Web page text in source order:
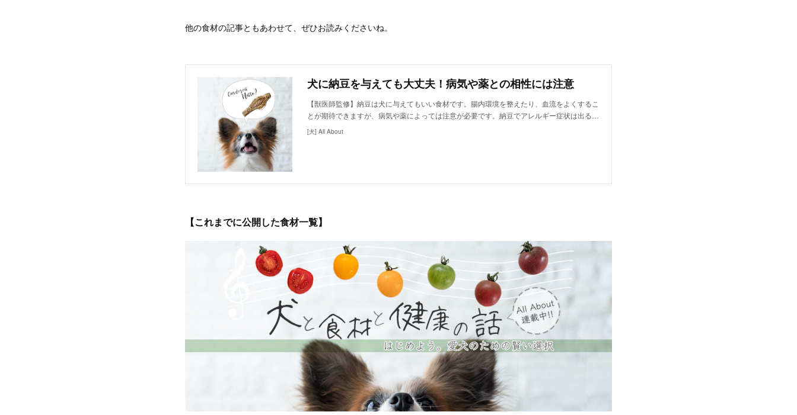
他の食材の記事ともあわせて、ぜひお読みくださいね。
犬に納豆を与えても大丈夫！病気や薬との相性には注意
【獣医師監修】納豆は犬に与えてもいい食材です。腸内環境を整えたり、血流をよくするこ
とが期待できますが、病気や薬によっては注意が必要です。納豆でアレルギー症状は出る…
[犬] All About
【これまでに公開した食材一覧】